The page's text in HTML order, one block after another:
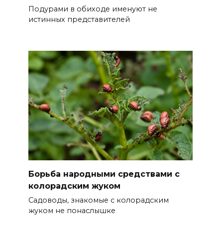
Подурами в обиходе именуют не
истинных представителей
Борьба народными средствами с
колорадским жуком
Садоводы, знакомые с колорадским
жуком не понаслышке